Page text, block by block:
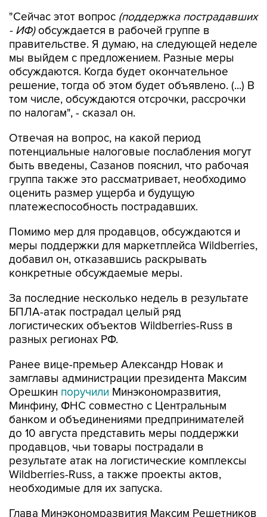
"Сейчас этот вопрос (поддержка пострадавших
- ИФ)обсуждается в рабочей группе в
правительстве. Я думаю, на следующей неделе
мы выйдем с предложением. Разные меры
обсуждаются. Когда будет окончательное
решение, тогда об этом будет объявлено. (...) В
том числе, обсуждаются отсрочки, рассрочки
по налогам", - сказал он.
Отвечая на вопрос, на какой период
потенциальные налоговые послабления могут
быть введены, Сазанов пояснил, что рабочая
группа также это рассматривает, необходимо
оценить размер ущерба и будущую
платежеспособность пострадавших.
Помимо мер для продавцов, обсуждаются и
меры поддержки для маркетплейса Wildberries,
добавил он, отказавшись раскрывать
конкретные обсуждаемые меры.
За последние несколько недель в результате
БПЛА-атак пострадал целый ряд
логистических объектов Wildberries-Russ в
разных регионах РФ.
Ранее вице-премьер Александр Новак и
замглавы администрации президента Максим
Орешкин поручили Минэкономразвития,
Минфину, ФНС совместно с Центральным
банком и объединениями предпринимателей
до 10 августа представить меры поддержки
продавцов, чьи товары пострадали в
результате атак на логистические комплексы
Wildberries-Russ, а также проекты актов,
необходимые для их запуска.
Глава Минэкономразвития Максим Решетников